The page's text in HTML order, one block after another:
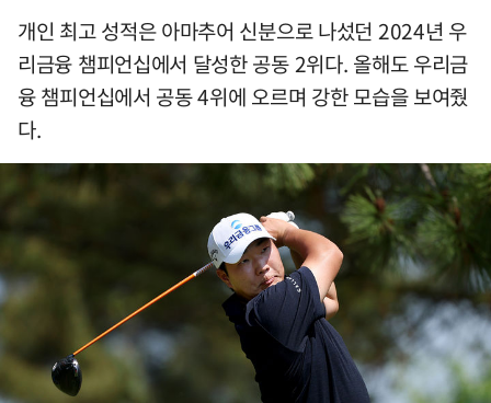
개인 최고 성적은 아마추어 신분으로 나섰던 2024년 우
리금융 챔피언십에서 달성한 공동 2위다. 올해도 우리금
융 챔피언십에서 공동 4위에 오르며 강한 모습을 보여줬
다.